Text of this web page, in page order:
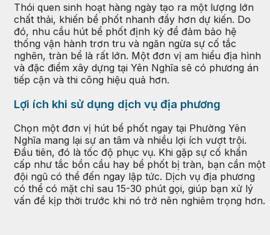
Thói quen sinh hoạt hàng ngày tạo ra một lượng lớn
chất thải, khiến bể phốt nhanh đầy hơn dự kiến. Do
đó, nhu cầu hút bể phốt định kỳ để đảm bảo hệ
thống vận hành trơn tru và ngăn ngừa sự cố tắc
nghẽn, tràn bể là rất lớn. Một đơn vị am hiểu địa hình
và đặc điểm xây dựng tại Yên Nghĩa sẽ có phương án
tiếp cận và thi công hiệu quả hơn.
Lợi ích khi sử dụng dịch vụ địa phương
Chọn một đơn vị hút bể phốt ngay tại Phường Yên
Nghĩa mang lại sự an tâm và nhiều lợi ích vượt trội.
Đầu tiên, đó là tốc độ phục vụ. Khi gặp sự cố khẩn
cấp như tắc bồn cầu hay bể phốt bị tràn, bạn cần một
đội ngũ có thể đến ngay lập tức. Dịch vụ địa phương
có thể có mặt chỉ sau 15-30 phút gọi, giúp bạn xử lý
vấn đề kịp thời trước khi nó trở nên nghiêm trọng hơn.